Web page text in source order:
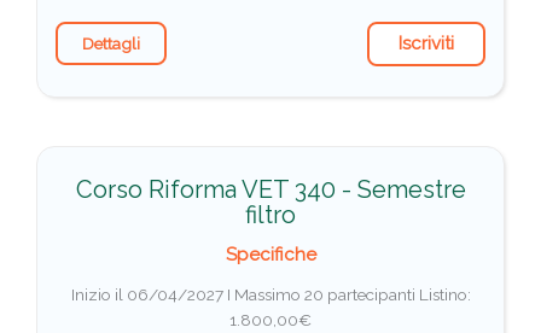
Dettagli Iscriviti
Corso Riforma VET 340 - Semestre
filtro
Specifiche
Inizio il 06/04/2027 I Massimo 20 partecipanti Listino:
1.800,00€